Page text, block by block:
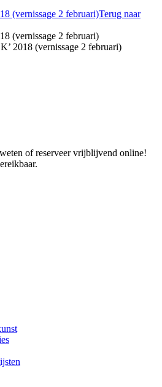
Terug naar
of reserveer vrijblijvend online!